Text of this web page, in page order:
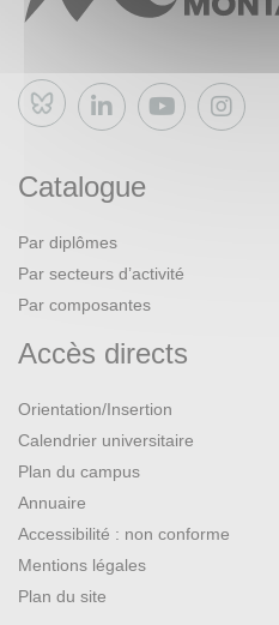
Bluesky
Catalogue
Par diplômes
Par secteurs d’activité
Par composantes
Accès directs
Orientation/Insertion
Calendrier universitaire
Plan du campus
Annuaire
Accessibilité : non conforme
Mentions légales
Plan du site